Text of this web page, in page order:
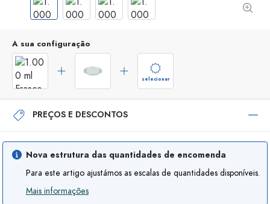
A sua configuração
selecionar
PREÇOS E DESCONTOS
Nova estrutura das quantidades de encomenda
Para este artigo ajustámos as escalas de quantidades disponíveis.
Mais informações